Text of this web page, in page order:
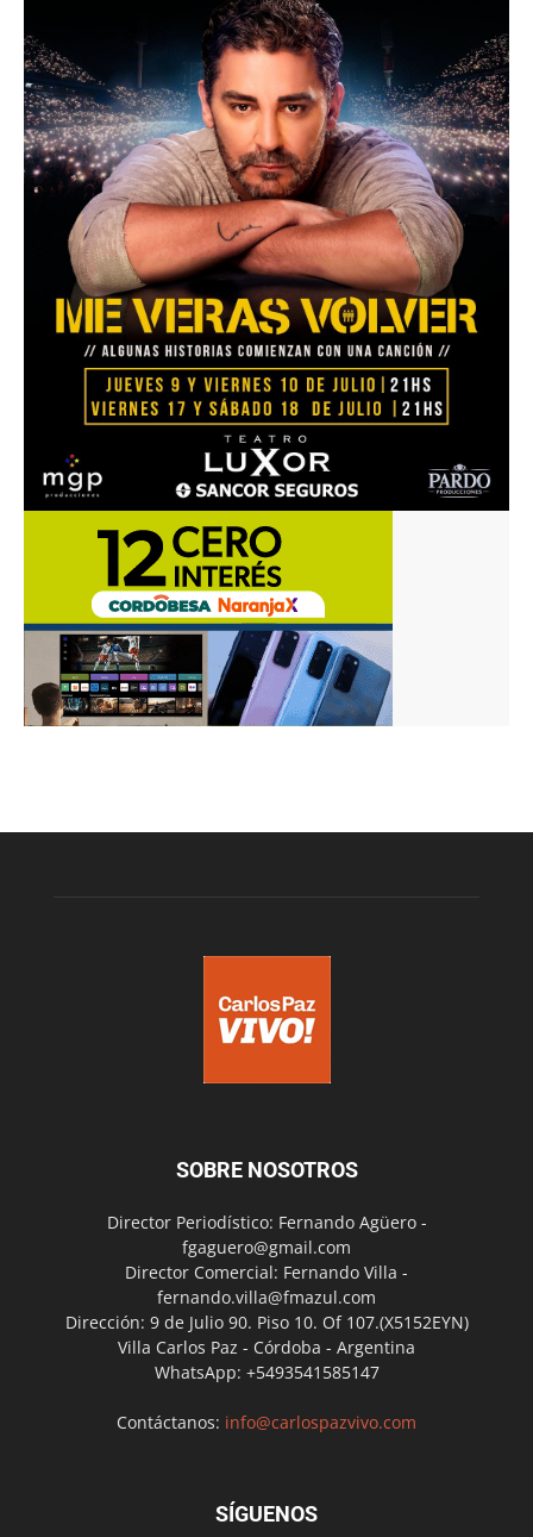
SOBRE NOSOTROS
Director Periodístico: Fernando Agüero -
fgaguero@gmail.com
Director Comercial: Fernando Villa -
fernando.villa@fmazul.com
Dirección: 9 de Julio 90. Piso 10. Of 107.(X5152EYN)
Villa Carlos Paz - Córdoba - Argentina
WhatsApp: +5493541585147
Contáctanos: info@carlospazvivo.com
SÍGUENOS